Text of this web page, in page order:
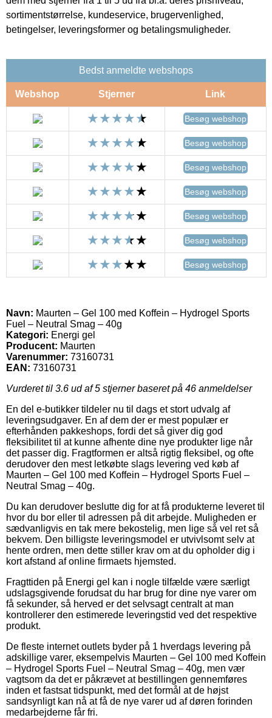
sortimentstørrelse, kundeservice, brugervenlighed,
betingelser, leveringsformer og betalingsmuligheder.
Bedst anmeldte webshops
Webshop Stjerner Link
Besøg webshop
Besøg webshop
Besøg webshop
Besøg webshop
Besøg webshop
Besøg webshop
Besøg webshop
Navn: Maurten – Gel 100 med Koffein – Hydrogel Sports
Fuel – Neutral Smag – 40g
Kategori: Energi gel
Producent: Maurten
Varenummer: 73160731
EAN: 73160731
Vurderet til 3.6 ud af 5 stjerner baseret på 46 anmeldelser
En del e-butikker tildeler nu til dags et stort udvalg af
leveringsudgaver. En af dem der er mest populær er
efterhånden pakkeshops, fordi det så giver dig god
fleksibilitet til at kunne afhente dine nye produkter lige når
det passer dig. Fragtformen er altså rigtig fleksibel, og ofte
derudover den mest letkøbte slags levering ved køb af
Maurten – Gel 100 med Koffein – Hydrogel Sports Fuel –
Neutral Smag – 40g.
Du kan derudover beslutte dig for at få produkterne leveret til
hvor du bor eller til adressen på dit arbejde. Muligheden er
sædvanligvis en tak mere bekostelig, men lige så vel ret så
bekvem. Den billigste leveringsmodel er utvivlsomt selv at
hente ordren, men dette stiller krav om at du opholder dig i
kort afstand af online firmaets hjemsted.
Fragttiden på Energi gel kan i nogle tilfælde være særligt
udslagsgivende forudsat du har brug for dine nye varer om
få sekunder, så herved er det selvsagt centralt at man
kontrollerer den estimerede leveringstid ved det respektive
produkt.
De fleste internet outlets byder på 1 hverdags levering på
adskillige varer, eksempelvis Maurten – Gel 100 med Koffein
– Hydrogel Sports Fuel – Neutral Smag – 40g, men vær
vagtsom da det er påkrævet at bestillingen gennemføres
inden et fastsat tidspunkt, med det formål at de højst
sandsynligt kan nå at få de nye varer ud af døren forinden
medarbejderne får fri.